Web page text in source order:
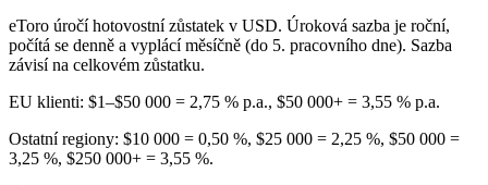
eToro úročí hotovostní zůstatek v USD. Úroková sazba je roční,
počítá se denně a vyplácí měsíčně (do 5. pracovního dne). Sazba
závisí na celkovém zůstatku.
EU klienti: $1–$50 000 = 2,75 % p.a., $50 000+ = 3,55 % p.a.
Ostatní regiony: $10 000 = 0,50 %, $25 000 = 2,25 %, $50 000 =
3,25 %, $250 000+ = 3,55 %.